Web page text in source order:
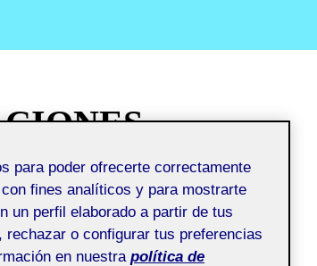
para poder ofrecerte correctamente
fines analíticos y para mostrarte
un perfil elaborado a partir de tus
rechazar o configurar tus preferencias
en nuestra política de